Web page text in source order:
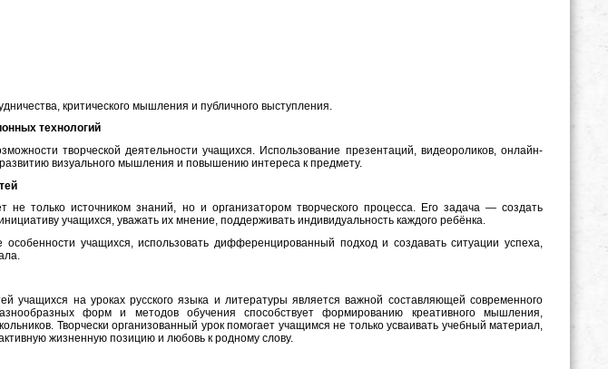
критического мышления и публичного выступления.
технологий
творческой деятельности учащихся. Использование презентаций, видеороликов, онлайн-
визуального мышления и повышению интереса к предмету.
не только источником знаний, но и организатором творческого процесса. Его задача — создать
учащихся, уважать их мнение, поддерживать индивидуальность каждого ребёнка.
учащихся, использовать дифференцированный подход и создавать ситуации успеха,
учащихся на уроках русского языка и литературы является важной составляющей современного
форм и методов обучения способствует формированию креативного мышления,
Творчески организованный урок помогает учащимся не только усваивать учебный материал,
жизненную позицию и любовь к родному слову.